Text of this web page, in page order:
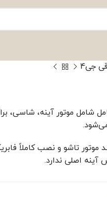
جی4
مجموعه‌ای کامل شامل موتور
می‌شود.
تاشو و نصب کاملاً
آینه اصلی ندارد.